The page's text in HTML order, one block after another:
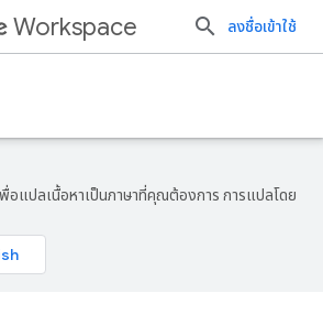
Workspace ลงชื่อเข้าใช้
พื่อแปลเนื้อหาเป็นภาษาที่คุณต้องการ การแปลโดย